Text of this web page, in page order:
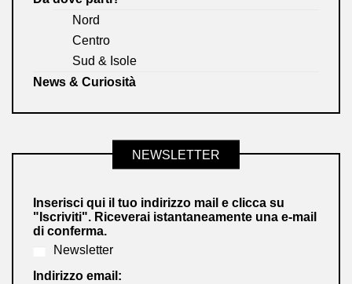
Nord
Centro
Sud & Isole
News & Curiosità
NEWSLETTER
Inserisci qui il tuo indirizzo mail e clicca su
"Iscriviti". Riceverai istantaneamente una e-mail
di conferma.
Newsletter
Indirizzo email: